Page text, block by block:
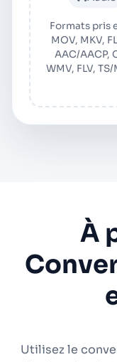
Formats pris
MOV, MKV,
AAC/AACP,
WMV, FLV,
À
Utilisez le